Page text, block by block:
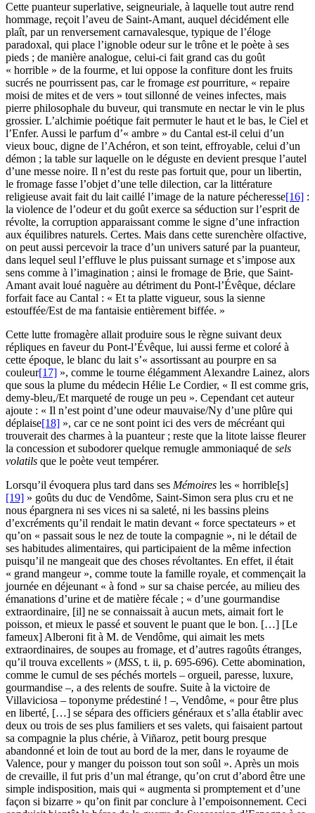
Cette puanteur superlative, seigneuriale, à laquelle tout autre rend
hommage, reçoit l’aveu de Saint-Amant, auquel décidément elle
plaît, par un renversement carnavalesque, typique de l’éloge
paradoxal, qui place l’ignoble odeur sur le trône et le poète à ses
pieds ; de manière analogue, celui-ci fait grand cas du goût
« horrible » de la fourme, et lui oppose la confiture dont les fruits
sucrés ne pourrissent pas, car le fromage estpourriture, « repaire
moisi de mites et de vers » tout sillonné de veines infectes, mais
pierre philosophale du buveur, qui transmute en nectar le vin le plus
grossier. L’alchimie poétique fait permuter le haut et le bas, le Ciel et
l’Enfer. Aussi le parfum d’« ambre » du Cantal est-il celui d’un
vieux bouc, digne de l’Achéron, et son teint, effroyable, celui d’un
démon ; la table sur laquelle on le déguste en devient presque l’autel
d’une messe noire. Il n’est du reste pas fortuit que, pour un libertin,
le fromage fasse l’objet d’une telle dilection, car la littérature
religieuse avait fait du lait caillé l’image de la nature pécheresse[16] :
la violence de l’odeur et du goût exerce sa séduction sur l’esprit de
révolte, la corruption apparaissant comme le signe d’une infraction
aux équilibres naturels. Certes. Mais dans cette surenchère olfactive,
on peut aussi percevoir la trace d’un univers saturé par la puanteur,
dans lequel seul l’effluve le plus puissant surnage et s’impose aux
sens comme à l’imagination ; ainsi le fromage de Brie, que Saint-
Amant avait loué naguère au détriment du Pont-l’Évêque, déclare
forfait face au Cantal : « Et ta platte vigueur, sous la sienne
estouffée/Est de ma fantaisie entièrement biffée. »
Cette lutte fromagère allait produire sous le règne suivant deux
répliques en faveur du Pont-l’Évêque, lui aussi ferme et coloré à
cette époque, le blanc du lait s’« assortissant au pourpre en sa
couleur[17] », comme le tourne élégamment Alexandre Lainez, alors
que sous la plume du médecin Hélie Le Cordier, « Il est comme gris,
demy-bleu,/Et marqueté de rouge un peu ». Cependant cet auteur
ajoute : « Il n’est point d’une odeur mauvaise/Ny d’une plûre qui
déplaise[18] », car ce ne sont point ici des vers de mécréant qui
trouverait des charmes à la puanteur ; reste que la litote laisse fleurer
la concession et subodorer quelque remugle ammoniaqué de sels
volatils que le poète veut tempérer.
Lorsqu’il évoquera plus tard dans ses Mémoires les « horrible[s]
[19] » goûts du duc de Vendôme, Saint-Simon sera plus cru et ne
nous épargnera ni ses vices ni sa saleté, ni les bassins pleins
d’excréments qu’il rendait le matin devant « force spectateurs » et
qu’on « passait sous le nez de toute la compagnie », ni le détail de
ses habitudes alimentaires, qui participaient de la même infection
puisqu’il ne mangeait que des choses révoltantes. En effet, il était
« grand mangeur », comme toute la famille royale, et commençait la
journée en déjeunant « à fond » sur sa chaise percée, au milieu des
émanations d’urine et de matière fécale ; « d’une gourmandise
extraordinaire, [il] ne se connaissait à aucun mets, aimait fort le
poisson, et mieux le passé et souvent le puant que le bon. […] [Le
fameux] Alberoni fit à M. de Vendôme, qui aimait les mets
extraordinaires, de soupes au fromage, et d’autres ragoûts étranges,
qu’il trouva excellents » (MSS, t. ii, p. 695-696). Cette abomination,
comme le cumul de ses péchés mortels – orgueil, paresse, luxure,
gourmandise –, a des relents de soufre. Suite à la victoire de
Villaviciosa – toponyme prédestiné ! –, Vendôme, « pour être plus
en liberté, […] se sépara des officiers généraux et s’alla établir avec
deux ou trois de ses plus familiers et ses valets, qui faisaient partout
sa compagnie la plus chérie, à Viñaroz, petit bourg presque
abandonné et loin de tout au bord de la mer, dans le royaume de
Valence, pour y manger du poisson tout son soûl ». Après un mois
de crevaille, il fut pris d’un mal étrange, qu’on crut d’abord être une
simple indisposition, mais qui « augmenta si promptement et d’une
façon si bizarre » qu’on finit par conclure à l’empoisonnement. Ceci